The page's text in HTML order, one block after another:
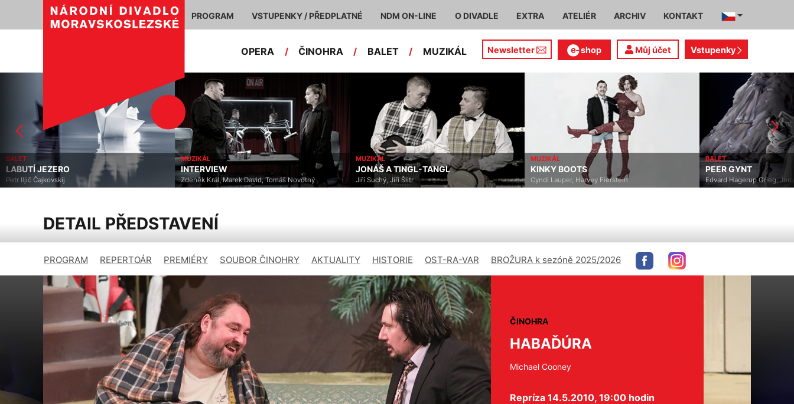
PROGRAM VSTUPENKY / PŘEDPLATNÉ NDM ON-LINE O DIVADLE EXTRA ATELIÉR ARCHIV KONTAKT
OPERA / ČINOHRA / BALET / MUZIKÁL Newsletter shop Můj účet Vstupenky
JEZERO
MUZIKÁL
INTERVIEW
Zdeněk Král, Marek David, Tomáš Novotný
MUZIKÁL
JONÁŠ A TINGL-TANGL
Jiří Suchý, Jiří Šlitr
MUZIKÁL
KINKY BOOTS
Cyndi Lauper, Harvey Fierstein
PEER GYNT
Edvard Hagerup Grieg, Jeroen
DETAIL PŘEDSTAVENÍ
PROGRAM REPERTOÁR PREMIÉRY SOUBOR ČINOHRY AKTUALITY HISTORIE OST-RA-VAR BROŽURA k sezóně 2025/2026
ČINOHRA
HABAĎÚRA
Michael Cooney
Repríza 14.5.2010, 19:00 hodin